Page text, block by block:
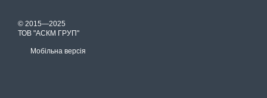
© 2015—2025
ТОВ "АСКМ ГРУП"
Мобільна версія